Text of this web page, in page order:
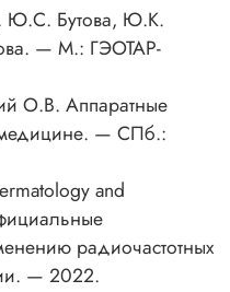
Ю.С. Бутова, Ю.К.
— М.: ГЭОТАР-
О.В. Аппаратные
медицине. — СПб.:
and
радиочастотных
— 2022.